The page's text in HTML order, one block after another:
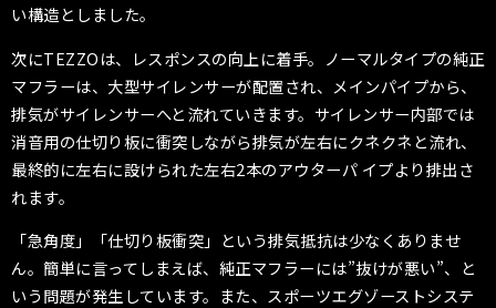
い構造としました。
次にTEZZOは、レスポンスの向上に着手。ノーマルタイプの純正
マフラーは、大型サイレンサーが配置され、メインパイプから、
排気がサイレンサーへと流れていきます。サイレンサー内部では
消音用の仕切り板に衝突しながら排気が左右にクネクネと流れ、
最終的に左右に設けられた左右2本のアウターパ イプより排出さ
れます。
「急角度」「仕切り板衝突」という排気抵抗は少なくありませ
ん。簡単に言ってしまえば、純正マフラーには”抜けが悪い”、と
いう問題が発生しています。また、スポーツエグゾーストシステ